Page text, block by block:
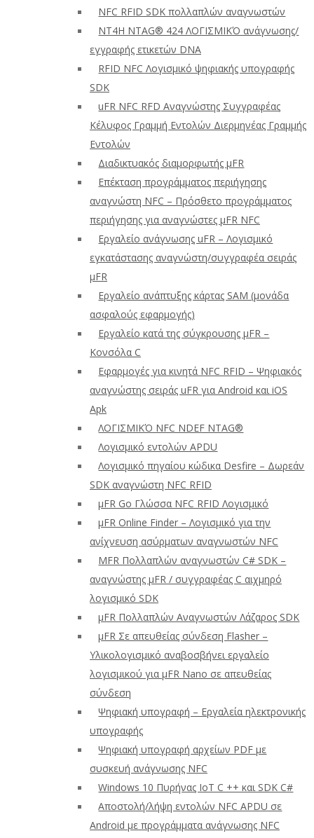
NFC RFID SDK πολλαπλών αναγνωστών
NT4H NTAG® 424 ΛΟΓΙΣΜΙΚΌ ανάγνωσης/
εγγραφής ετικετών DNA
RFID NFC Λογισμικό ψηφιακής υπογραφής
SDK
uFR NFC RFD Αναγνώστης Συγγραφέας
Κέλυφος Γραμμή Εντολών Διερμηνέας Γραμμής
Εντολών
Διαδικτυακός διαμορφωτής μFR
Επέκταση προγράμματος περιήγησης
αναγνώστη NFC – Πρόσθετο προγράμματος
περιήγησης για αναγνώστες μFR NFC
Εργαλείο ανάγνωσης uFR – Λογισμικό
εγκατάστασης αναγνώστη/συγγραφέα σειράς
μFR
Εργαλείο ανάπτυξης κάρτας SAM (μονάδα
ασφαλούς εφαρμογής)
Εργαλείο κατά της σύγκρουσης μFR –
Κονσόλα C
Εφαρμογές για κινητά NFC RFID – Ψηφιακός
αναγνώστης σειράς uFR για Android και iOS
Apk
ΛΟΓΙΣΜΙΚΌ NFC NDEF NTAG®
Λογισμικό εντολών APDU
Λογισμικό πηγαίου κώδικα Desfire – Δωρεάν
SDK αναγνώστη NFC RFID
μFR Go Γλώσσα NFC RFID Λογισμικό
μFR Online Finder – Λογισμικό για την
ανίχνευση ασύρματων αναγνωστών NFC
ΜFR Πολλαπλών αναγνωστών C# SDK –
αναγνώστης μFR / συγγραφέας C αιχμηρό
λογισμικό SDK
μFR Πολλαπλών Αναγνωστών Λάζαρος SDK
μFR Σε απευθείας σύνδεση Flasher –
Υλικολογισμικό αναβοσβήνει εργαλείο
λογισμικού για μFR Nano σε απευθείας
σύνδεση
Ψηφιακή υπογραφή – Εργαλεία ηλεκτρονικής
υπογραφής
Ψηφιακή υπογραφή αρχείων PDF με
συσκευή ανάγνωσης NFC
Windows 10 Πυρήνας IoT C ++ και SDK C#
Αποστολή/λήψη εντολών NFC APDU σε
Android με προγράμματα ανάγνωσης NFC